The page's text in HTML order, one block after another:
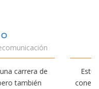
VALENCIA
Teleco-ADE
comprender cómo la
vida diaria. Aunque la